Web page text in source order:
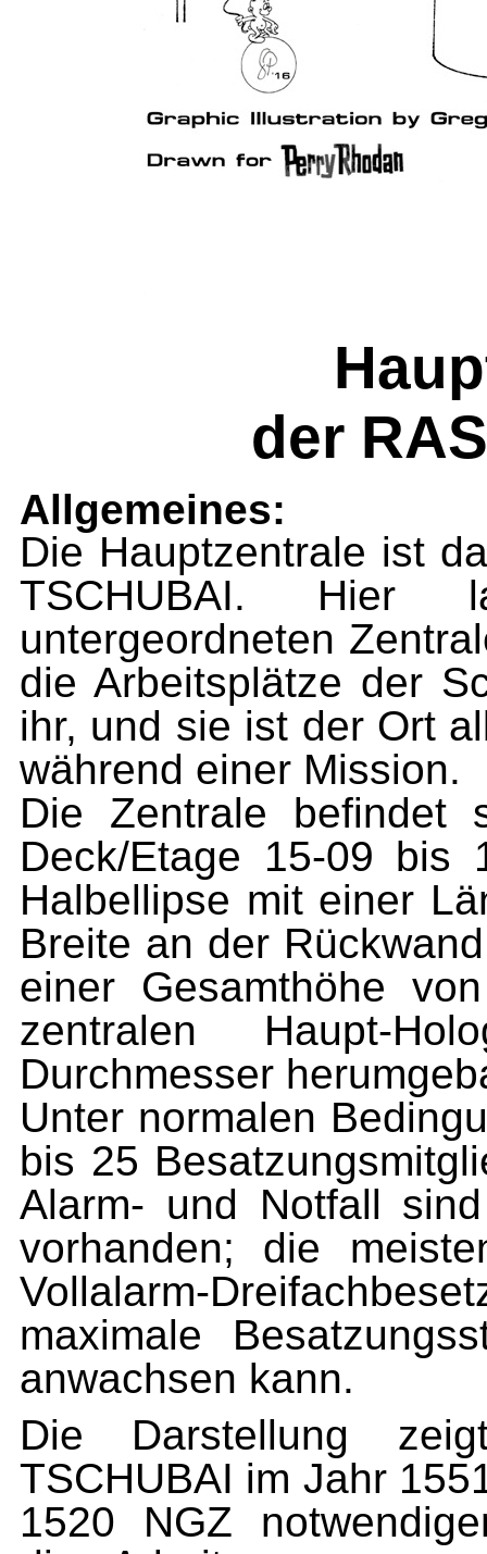
der
Allgemeines:
Die Hauptzentrale ist
TSCHUBAI.
untergeordneten
die Arbeitsplätze der
ihr, und sie ist der Ort
während einer Mission.
Die Zentrale befindet
Deck/Etage 15-09 bis
Halbellipse mit einer
Breite an der
einer Gesamthöhe
zentralen Haupt-
Durchmesser
Unter normalen
bis 25
Alarm- und Notfall
vorhanden; die
Vollalarm-
maximale
anwachsen kann.
Die Darstellung
TSCHUBAI im Jahr
1520 NGZ